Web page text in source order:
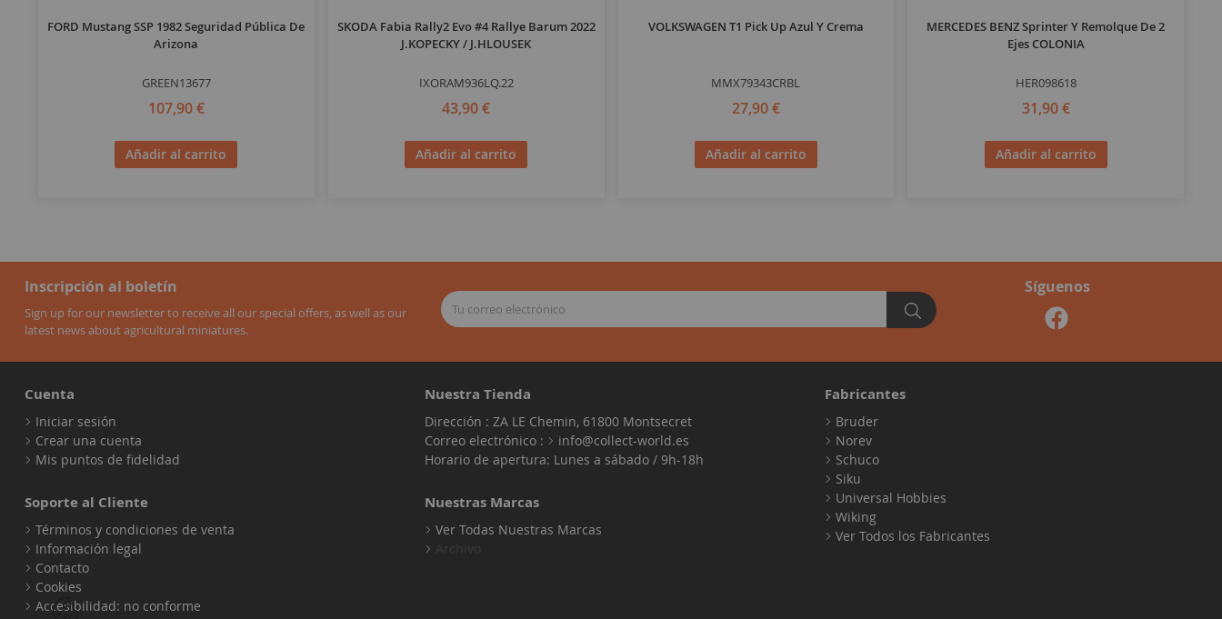
FORD Mustang SSP 1982 Seguridad Pública De
Arizona
GREEN13677
107,90 €
Añadir al carrito
SKODA Fabia Rally2 Evo #4 Rallye Barum 2022
J.KOPECKY / J.HLOUSEK
IXORAM936LQ.22
43,90 €
Añadir al carrito
VOLKSWAGEN T1 Pick Up Azul Y Crema
MMX79343CRBL
27,90 €
Añadir al carrito
MERCEDES BENZ Sprinter Y Remolque De 2
Ejes COLONIA
HER098618
31,90 €
Añadir al carrito
Inscripción al boletín
Sign up for our newsletter to receive all our special offers, as well as our
latest news about agricultural miniatures.
Síguenos
Cuenta
Iniciar sesión
Crear una cuenta
Mis puntos de fidelidad
Soporte al Cliente
Términos y condiciones de venta
Información legal
Contacto
Cookies
Accesibilidad: no conforme
Nuestra Tienda
Dirección : ZA LE Chemin, 61800 Montsecret
Correo electrónico :
info@collect-world.es
Horario de apertura: Lunes a sábado / 9h-18h
Nuestras Marcas
Ver Todas Nuestras Marcas
Fabricantes
Bruder
Norev
Schuco
Siku
Universal Hobbies
Wiking
Ver Todos los Fabricantes